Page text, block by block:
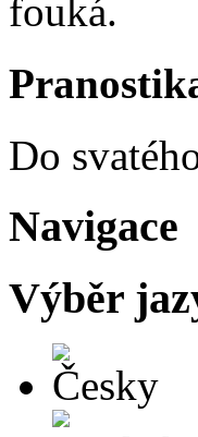
fouká.
Do
Navigace
Výběr